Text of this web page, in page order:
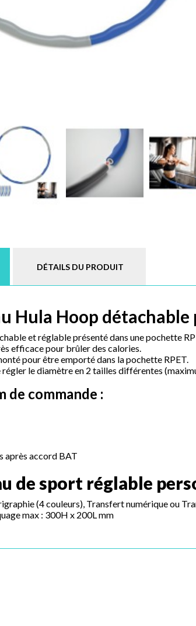
DÉTAILS DU PRODUIT
Hula Hoop
et réglable présenté dans une pochette
efficace pour brûler des calories.
pour être emporté dans la pochette RPET.
le diamètre en 2 tailles différentes
de commande :
après accord BAT
de sport réglable
(4 couleurs), Transfert numérique ou
max : 300H x 200L mm